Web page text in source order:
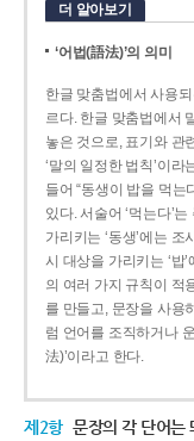
더 알아보기
‘어법(語法)’의 의미
한글 맞춤법에서 사용되
르다. 한글 맞춤법에서
놓은 것으로, 표기와 관
‘말의 일정한 법칙’이
들어 “동생이 밥을 먹는
있다. 서술어 ‘먹는다’
가리키는 ‘동생’에는 조
시 대상을 가리키는 ‘밥’
의 여러 가지 규칙이 적
를 만들고, 문장을 사용
럼 언어를 조직하거나
法)’이라고 한다.
제2항 문장의 각 단어는